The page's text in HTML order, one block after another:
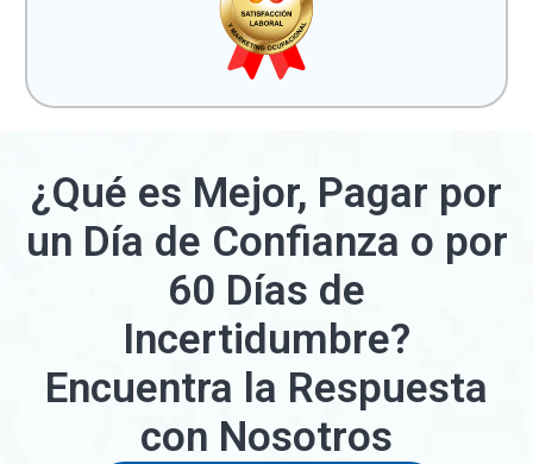
¿Qué es Mejor, Pagar por
un Día de Confianza o por
60 Días de
Incertidumbre?
Encuentra la Respuesta
con Nosotros